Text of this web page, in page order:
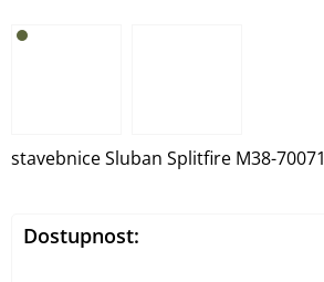
stavebnice Sluban Splitfire M38-70071
Dostupnost: